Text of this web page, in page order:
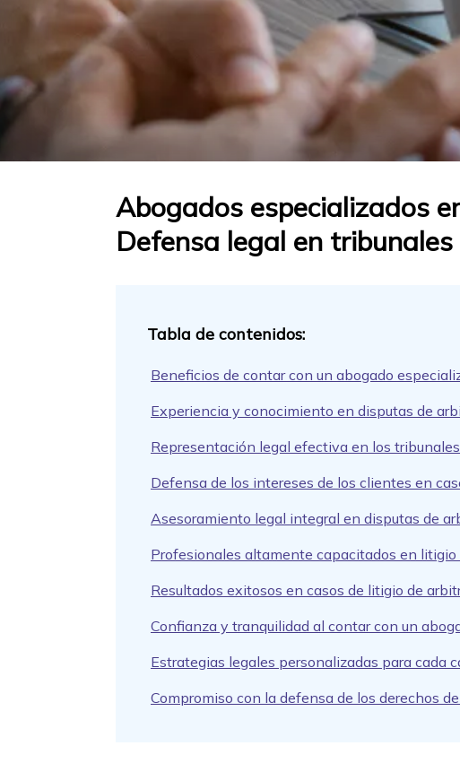
Abogados especializados
Defensa legal en
Beneficios de contar con un abogado
Experiencia y conocimiento en disputas de
Representación legal efectiva en los
Defensa de los intereses de los clientes en
Asesoramiento legal integral en disputas de
Profesionales altamente capacitados en
Resultados exitosos en casos de litigio de
Confianza y tranquilidad al contar con un
Estrategias legales personalizadas para cada
Compromiso con la defensa de los derechos